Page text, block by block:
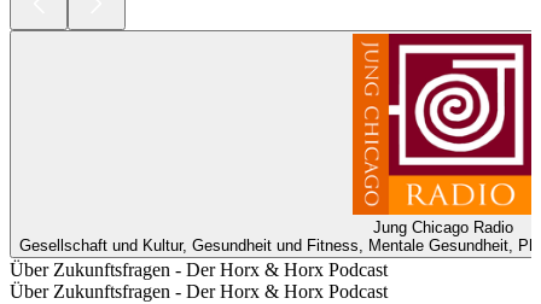
Jung Chicago Radio
Gesellschaft und Kultur, Gesundheit und Fitness, Mentale Gesundheit,
Über Zukunftsfragen - Der Horx & Horx Podcast
Über Zukunftsfragen - Der Horx & Horx Podcast